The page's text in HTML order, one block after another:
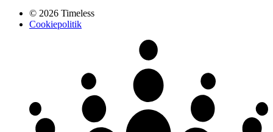
© 2026 Timeless
Cookiepolitik